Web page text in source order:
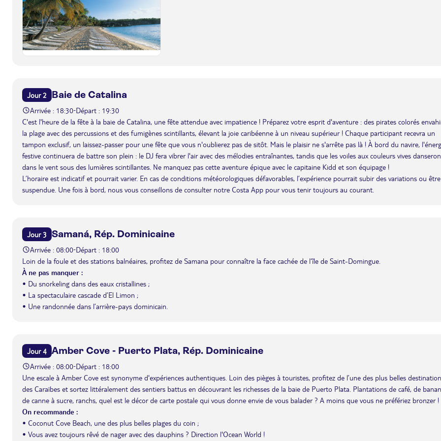
Jour 2 Baie de Catalina
Arrivée : 18:30-Départ : 19:30
C'est l'heure de la fête à la baie de Catalina, une fête attendue avec impatience ! Préparez votre esprit d'aventure : des pirates colorés
la plage avec des percussions et des fumigènes scintillants, élevant la joie caribéenne à un niveau supérieur ! Chaque participant recevra un
tampon exclusif, un laissez-passer pour une fête que vous n'oublierez pas de sitôt. Mais le plaisir ne s'arrête pas là ! À bord du navire,
festive continuera de battre son plein : le DJ fera vibrer l'air avec des mélodies entraînantes, tandis que les voiles aux couleurs vives
dans le vent sous des lumières scintillantes. Ne manquez pas cette aventure épique avec le capitaine Kidd et son équipage !
L’horaire est indicatif et pourrait varier. En cas de conditions météorologiques défavorables, l’expérience pourrait subir des variations ou être
suspendue. Une fois à bord, nous vous conseillons de consulter notre Costa App pour vous tenir toujours au courant.
Jour 3 Samaná, Rép. Dominicaine
Arrivée : 08:00-Départ : 18:00
Loin de la foule et des stations balnéaires, profitez de Samana pour connaître la face cachée de l’île de Saint-Domingue.
À ne pas manquer :
• Du snorkeling dans des eaux cristallines ;
• La spectaculaire cascade d’El Limon ;
• Une randonnée dans l’arrière-pays dominicain.
Jour 4 Amber Cove - Puerto Plata, Rép. Dominicaine
Arrivée : 08:00-Départ : 18:00
Une escale à Amber Cove est synonyme d'expériences authentiques. Loin des pièges à touristes, profitez de l’une des plus belles
des Caraïbes et sortez littéralement des sentiers battus en découvrant les richesses de la baie de Puerto Plata. Plantations de café, de
de canne à sucre, ranchs, quel est le décor de carte postale qui vous donne envie de vous balader ? A moins que vous ne préfériez bronzer !
On recommande :
• Coconut Cove Beach, une des plus belles plages du coin ;
• Vous avez toujours rêvé de nager avec des dauphins ? Direction l'Ocean World !